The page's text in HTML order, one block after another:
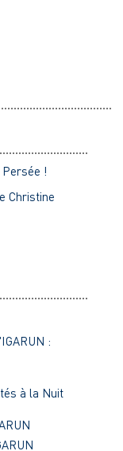
!
Christine
:
à la Nuit